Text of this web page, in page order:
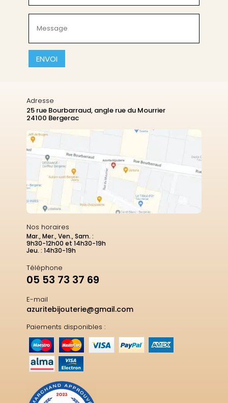
(Nécessaire)
(Nécessaire)
CAPTCHA
Adresse
25 rue Bourbarraud, angle rue du Mourrier
24100 Bergerac
Nos horaires
Mar., Mer., Ven., Sam. :
9h30-12h00 et 14h30-19h
Jeu. : 14h30-19h
Téléphone
05 53 73 37 69
E-mail
azuritebijouterie@gmail.com
Paiements disponibles :